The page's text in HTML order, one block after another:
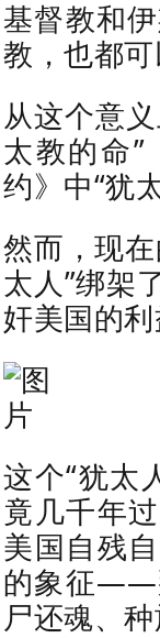
基督教和
教，也都
从这个意
太教的命
约》中“犹
然而，现
太人”绑架
奸美国的
这个“犹太
竟几千年
美国自残
的象征——
尸还魂、